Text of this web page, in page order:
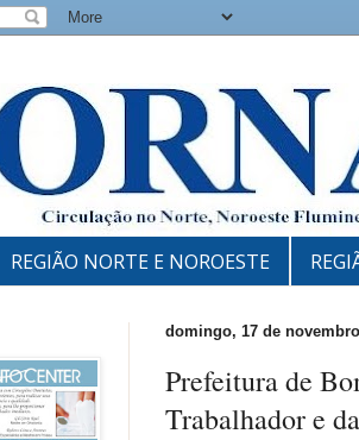
REGIÃO NORTE E NOROESTE
domingo, 17 de
Prefeitura de
Trabalhador e